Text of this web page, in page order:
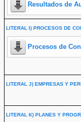
Resultados de
LITERAL I) PROCESOS DE
Procesos de
LITERAL J) EMPRESAS Y
LITERAL K) PLANES Y